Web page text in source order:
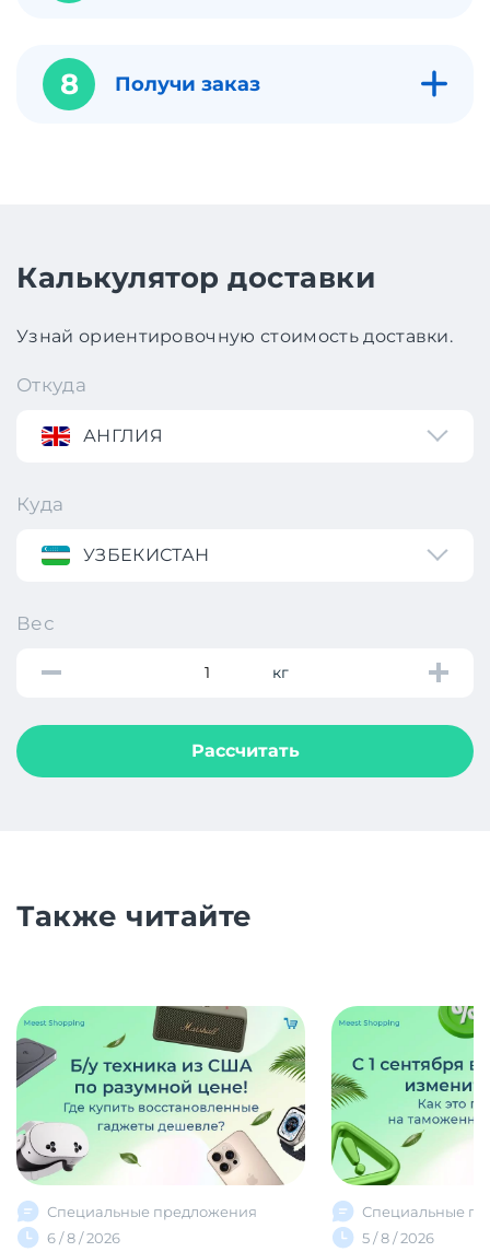
8 Получи заказ
Калькулятор доставки
Узнай ориентировочную стоимость доставки.
Откуда
АНГЛИЯ
Куда
УЗБЕКИСТАН
Вес
кг
Рассчитать
Также читайте
Специальные предложения
6 / 8 / 2026
Специальные
5 / 8 / 2026